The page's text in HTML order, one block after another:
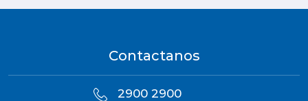
Contactanos
2900 2900